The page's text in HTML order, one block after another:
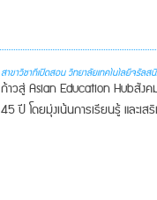
สาขาวิชาที่เปิดสอน วิทยาลัยเทคโนโลยีจรัลส
ก้าวสู่ Asian Education Hubสัง
45 ปี โดยมุ่งเน้นการเรียนรู้ และเส